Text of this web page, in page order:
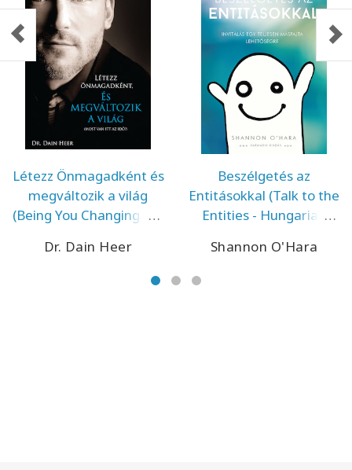
Létezz Önmagadként és
megváltozik a világ
(Being You Changing the
Version)
Dr. Dain Heer
Beszélgetés az
Entitásokkal (Talk to the
Entities - Hungarian
Shannon O'Hara